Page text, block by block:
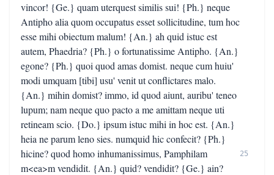
vincor! {Ge.} quam uterquest similis sui! {Ph.} neque
Antipho alia quom occupatus esset sollicitudine, tum hoc
esse mihi obiectum malum! {An.} ah quid istuc est
autem, Phaedria? {Ph.} o fortunatissime Antipho. {An.}
egone? {Ph.} quoi quod amas domist. neque cum huiu'
modi umquam [tibi] usu' venit ut conflictares malo.
{An.} mihin domist? immo, id quod aiunt, auribu' teneo
lupum; nam neque quo pacto a me amittam neque uti
retineam scio. {Do.} ipsum istuc mihi in hoc est. {An.}
heia ne parum leno sies. numquid hic confecit? {Ph.}
hicine? quod homo inhumanissimus, Pamphilam
m<ea>m vendidit. {An.} quid? vendidit? {Ge.} ain?
25